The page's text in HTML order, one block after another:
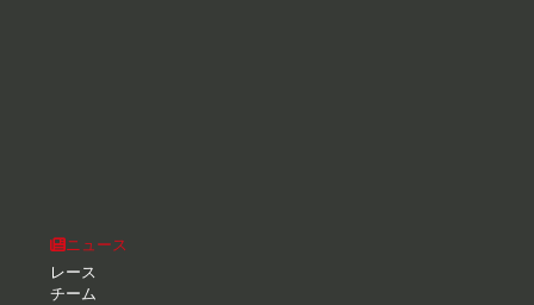
ニュース
レース
チーム